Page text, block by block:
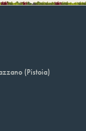
(Pistoia)